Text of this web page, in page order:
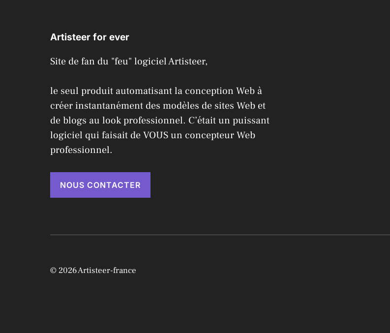
Artisteer for ever
Site de fan du "feu" logiciel Artisteer,
le seul produit automatisant la conception Web à
créer instantanément des modèles de sites Web et
de blogs au look professionnel. C’était un puissant
logiciel qui faisait de VOUS un concepteur Web
professionnel.
NOUS CONTACTER
© 2026 Artisteer-france